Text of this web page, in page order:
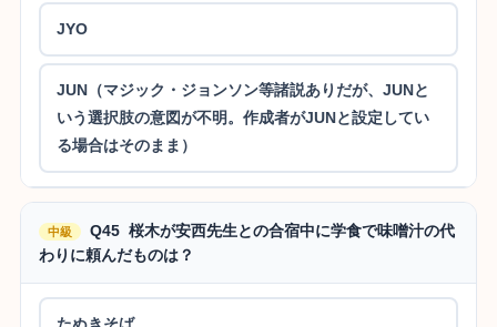
JYO
JUN（マジック・ジョンソン等諸説ありだが、JUNと
いう選択肢の意図が不明。作成者がJUNと設定してい
る場合はそのまま）
中級
Q45 桜木が安西先生との合宿中に学食で味噌汁の代
わりに頼んだものは？
たぬきそば